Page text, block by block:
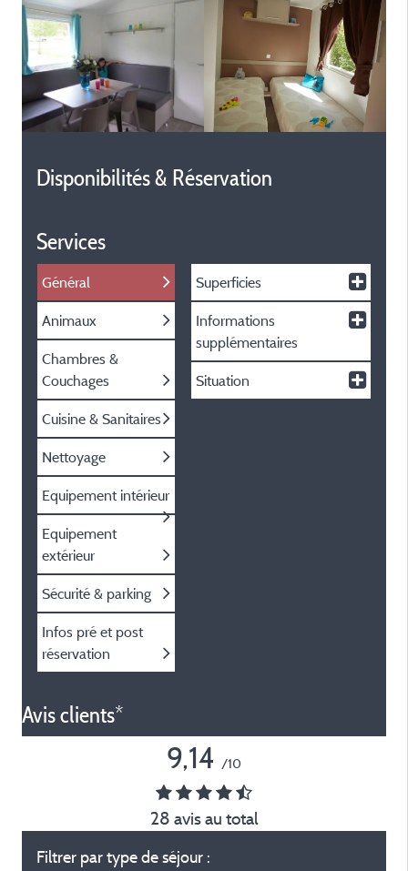
Disponibilités & Réservation
Services
Général
Animaux
Chambres &
Couchages
Cuisine & Sanitaires
Nettoyage
Equipement intérieur
Equipement
extérieur
Sécurité & parking
Infos pré et post
réservation
Superficies
Informations
supplémentaires
Situation
Avis clients*
9,14 /10
28 avis au total
Filtrer par type de séjour :